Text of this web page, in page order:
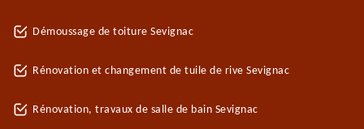
Démoussage de toiture Sevignac
Rénovation et changement de tuile de rive Sevignac
Rénovation, travaux de salle de bain Sevignac